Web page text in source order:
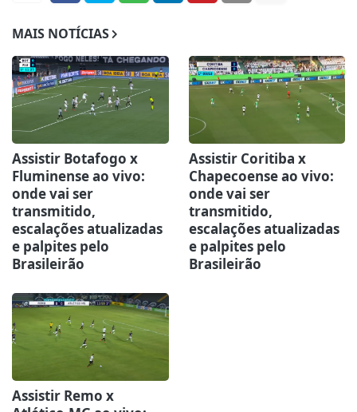
MAIS NOTÍCIAS
Assistir Botafogo x
Fluminense ao vivo:
onde vai ser
transmitido,
escalações atualizadas
e palpites pelo
Brasileirão
Assistir Coritiba x
Chapecoense ao vivo:
onde vai ser
transmitido,
escalações atualizadas
e palpites pelo
Brasileirão
Assistir Remo x